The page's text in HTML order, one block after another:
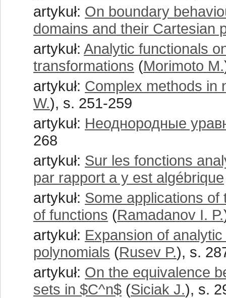
artykuł: On boundary
domains and their Cartesian
artykuł: Analytic functionals
transformations (Morimoto M.
artykuł: Complex methods in
W.), s. 251-259
artykuł: Неоднородные
268
artykuł: Sur les fonctions
par rapport a y est algébrique
artykuł: Some applications
of functions (Ramadanov I. P.
artykuł: Expansion of
polynomials (Rusev P.), s.
artykuł: On the equivalence
sets in $C^n$ (Siciak J.), s.